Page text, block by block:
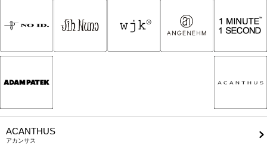
ACANTHUS
アカンサス